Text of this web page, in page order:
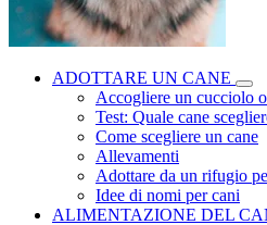
ADOTTARE UN CANE
Accogliere un cucciolo
Test: Quale cane
Come scegliere un cane
Allevamenti
Adottare da un rifugio
Idee di nomi per cani
ALIMENTAZIONE DEL